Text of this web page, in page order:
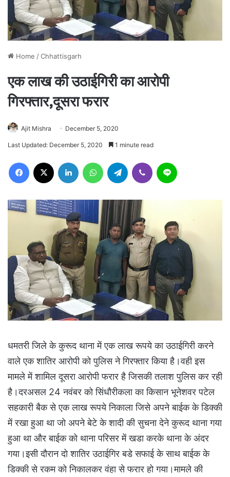
Home /Chhattisgarh
एक लाख की उठाईगिरी का आरोपी
गिरफ्तार,दूसरा फरार
Ajit Mishra December 5, 2020
Last Updated: December 5, 2020 1 minute read
Facebook LinkedIn WhatsAppTelegram Viber
धमतरी जिले के कुरूद थाना में एक लाख रूपये का उठाईगिरी करने
वाले एक शातिर आरोपी को पुलिस ने गिरफ्तार किया है।वही इस
मामले में शामिल दूसरा आरोपी फरार है जिसकी तलाश पुलिस कर रही
है।दरअसल 24 नवंबर को सिंधौरीकला का किसान भूनेशवर पटेल
सहकारी बैक से एक लाख रूपये निकाला जिसे अपने बाईक के डिक्की
में रखा हुआ था जो अपने बेटे के शादी की सुचना देने कुरूद थाना गया
हुआ था और बाईक को थाना परिसर में खडा करके थाना के अंदर
गया।इसी दौरान दो शातिर उठाईगिर बडे सफाई के साथ बाईक के
डिक्की से रकम को निकालकर वंहा से फरार हो गया।मामले की